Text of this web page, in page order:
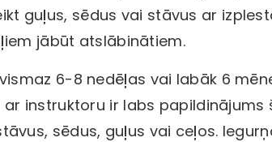
guļus, sēdus vai stāvus ar
jābūt atslābinātiem.
6-8 nedēļas vai labāk 6
instruktoru ir labs papildinājums
sēdus, guļus vai ceļos.